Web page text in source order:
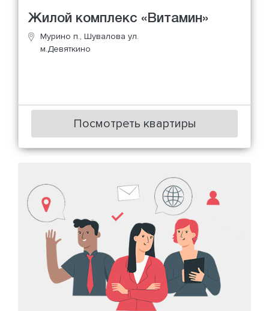
Жилой комплекс «Витамин»
Мурино п., Шувалова ул.
м.Девяткино
Посмотреть квартиры